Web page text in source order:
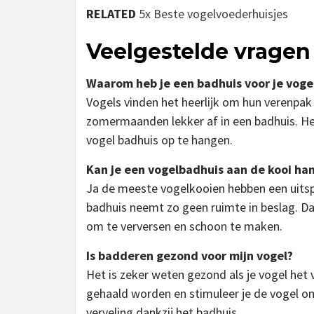
RELATED 5x Beste vogelvoederhuisjes
Veelgestelde vragen
Waarom heb je een badhuis voor je
Vogels vinden het heerlijk om hun
zomermaanden lekker af in een badhuis.
vogel badhuis op te hangen.
Kan je een vogelbadhuis aan de kooi
Ja de meeste vogelkooien hebben een
badhuis neemt zo geen ruimte in beslag.
om te verversen en schoon te maken.
Is badderen gezond voor mijn vogel?
Het is zeker weten gezond als je vogel
gehaald worden en stimuleer je de vogel